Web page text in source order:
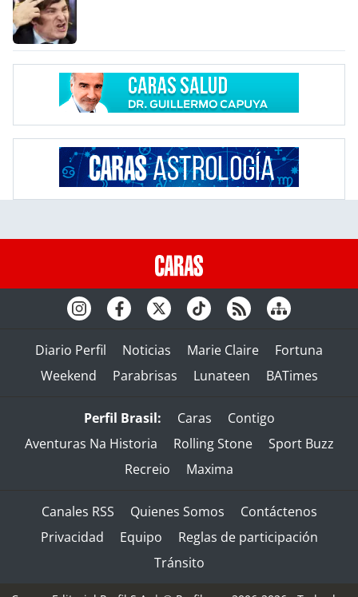
Diario Perfil Noticias Marie Claire
Fortuna
Weekend
Parabrisas Lunateen BATimes
Perfil Brasil: Caras
Contigo
Aventuras Na Historia
Rolling Stone
Sport Buzz
Recreio
Maxima
Canales RSS Quienes Somos
Contáctenos
Privacidad
Equipo
Reglas de participación
Tránsito